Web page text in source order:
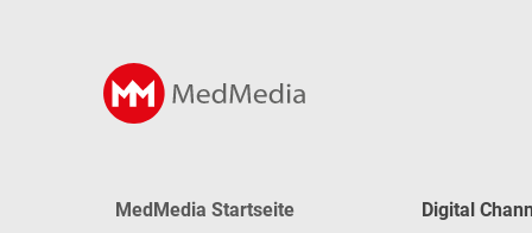
MedMedia Startseite
Digital